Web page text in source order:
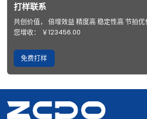
打样联系
共创价值， 倍增效益 精度高 稳定性高 节拍
您增收： ￥123456.00
免费打样